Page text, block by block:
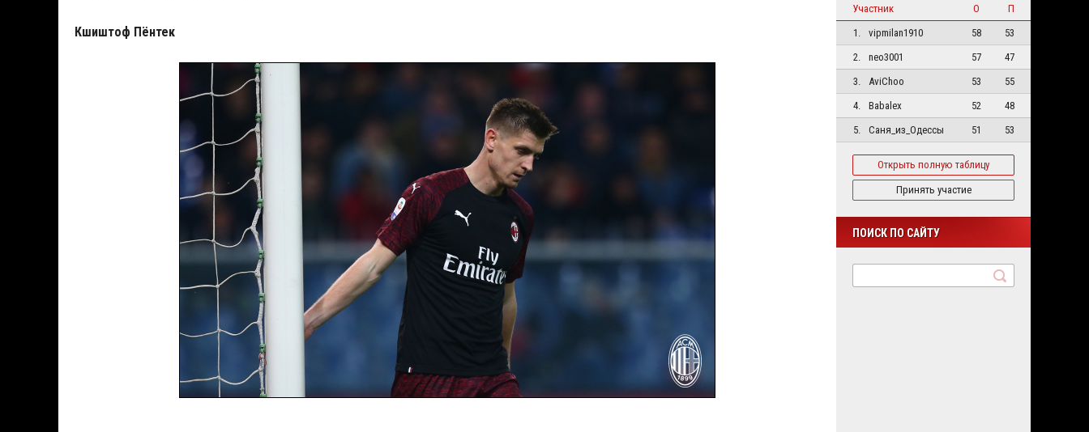
Кшиштоф Пёнтек
Участник О
П
1.
vipmilan1910 58
53
2.
neo3001 57
47
3.
AviChoo 53
55
4.
Babalex 52
48
5.
Саня_из_Одессы 51 53
Открыть полную таблицу
Принять участие
ПОИСК ПО САЙТУ